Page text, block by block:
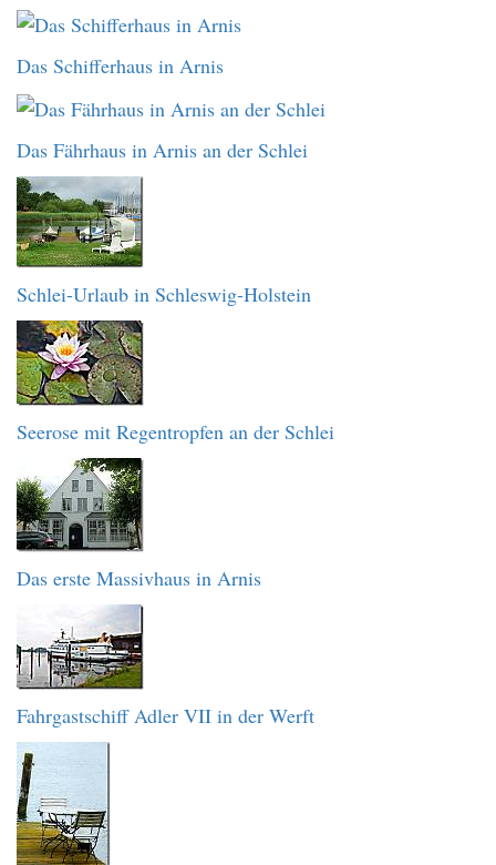
Das Schifferhaus in Arnis
Das Fährhaus in Arnis an der Schlei
Schlei-Urlaub in Schleswig-Holstein
Seerose mit Regentropfen an der Schlei
Das erste Massivhaus in Arnis
Fahrgastschiff Adler VII in der Werft